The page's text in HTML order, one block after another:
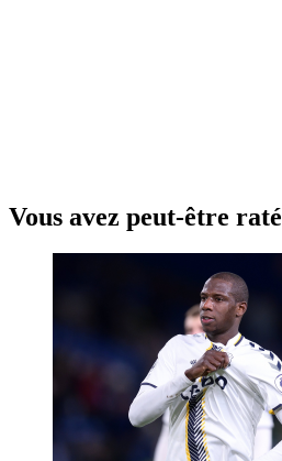
Vous avez peut-être raté